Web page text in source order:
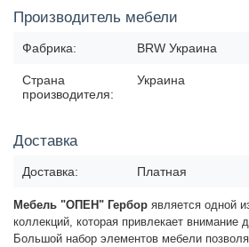
Производитель мебели
Фабрика: BRW Украина
Страна
производителя:
Украина
Доставка
Доставка: Платная
Мебель "ОПЕН" Гербор является одной
коллекций, которая привлекает внимание
Большой набор элементов мебели